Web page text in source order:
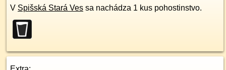
V Spišská Stará Ves sa nachádza 1 kus pohostinstvo.